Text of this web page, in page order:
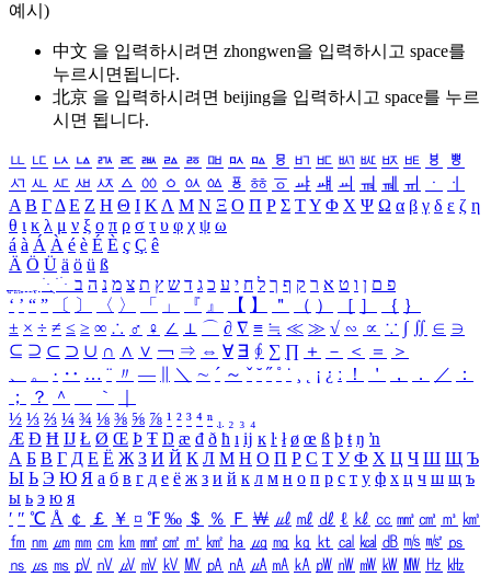
예시)
中文 을 입력하시려면 zhongwen을 입력하시고 space를
누르시면됩니다.
北京 을 입력하시려면 beijing을 입력하시고 space를 누르
시면 됩니다.
ㅥ ㅦ ㅧ ㅨ ㅩ ㅪ ㅫ ㅬ ㅭ ㅮ ㅯ ㅰ ㅱ ㅲ ㅳ ㅴ ㅵ ㅶ ㅷ ㅸ
ㅹ
ㅺ ㅻ ㅼ ㅽ ㅾ ㅿ ㆀ ㆁ ㆂ ㆃ ㆄ ㆅ ㆆ ㆇ ㆈ ㆉ ㆊ ㆋ ㆌ ㆍ
ㆎ
Α Β ΓΔ Ε Ζ Η Θ Ι ΚΛ Μ Ν Ξ Ο Π Ρ Σ ΤΥ Φ Χ Ψ Ω α β γ δ ε ζ η
θ ι κ λ μ ν ξ ο π ρ σ τ υ φ χ ψ ω
á à Á À é è É È ç Ç ê
Ä Ö Ü ä ö ü ß
ִֶֹ ֻּ ׁׂ פ ם ן ו ט א ר ק ף ך ל ח י ע כ ג ד ש ץ ת צ מ נ ה ב
‘ ’ “ ” 〔 〕 〈 〉 「 」 『 』 【 】 ＂ （ ） ［ ］ ｛ ｝
± × ÷ ≠ ≤ ≥ ∞ ∴ ♂ ♀ ∠ ⊥ ⌒ ∂ ∇ ≡ ≒ ≪ ≫ √ ∽ ∝ ∵ ∫ ∬ ∈ ∋
⊆ ⊇ ⊂ ⊃ ∪ ∩ ∧ ∨ ￢ ⇒ ⇔ ∀ ∃ ∮ ∑ ∏ ＋ － ＜ ＝
＞
、
。 · ‥ … ¨ 〃 ― ＼ ∼ ´ ～ ˇ ˘ ˝ ˚ ˙ ¸ ¡ ¿ ː ！ ＇ ， ． ／
：
；
？ ＾ ｀
½ ⅓ ⅔ ¼ ¾ ⅛ ⅜ ⅝ ⅞ ¹ ² ³ ⁴ ⁿ ₁ ₂ ₃ ₄
Æ Ð Ħ Ĳ Ł Ø Œ Þ Ŧ Ŋ æ đ ð ħ ı ĳ ĸ ŀ ł ø œ ß þ ŧ ŋ ŉ
А Б В Г Д Е Ё Ж З И Й К Л М Н О П Р С Т У Ф Х Ц Ч Ш Щ Ъ
Ы Ь Э Ю Я а б в г д е ё ж з и й к л м н о п р с т у ф х ц ч ш щ ъ
ы ь э ю я
′ ″ ℃ Å ￠ ￡ ￥ ¤ ℉ ‰ ＄ ％ Ｆ ￦ ㎕ ㎖ ㎗ ℓ ㎘ ㏄ ㎣ ㎤ ㎥ ㎦
㎙ ㎚ ㎛ ㎜ ㎝ ㎞ ㎟ ㎠ ㎡ ㎢ ㏊ ㎍ ㎎ ㎏ ㏏ ㎈ ㎉ ㏈ ㎧ ㎨ ㎰
㎱ ㎲ ㎳ ㎴ ㎵ ㎶ ㎷ ㎸ ㎹ ㎀ ㎁ ㎂ ㎃ ㎄ ㎺ ㎻ ㎽ ㎾ ㎿ ㎐ ㎑